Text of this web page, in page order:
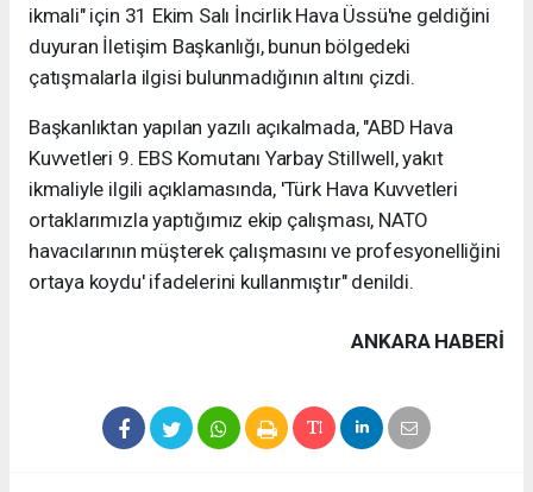
ikmali" için 31 Ekim Salı İncirlik Hava Üssü'ne geldiğini
duyuran İletişim Başkanlığı, bunun bölgedeki
çatışmalarla ilgisi bulunmadığının altını çizdi.
Başkanlıktan yapılan yazılı açıkalmada, "ABD Hava
Kuvvetleri 9. EBS Komutanı Yarbay Stillwell, yakıt
ikmaliyle ilgili açıklamasında, 'Türk Hava Kuvvetleri
ortaklarımızla yaptığımız ekip çalışması, NATO
havacılarının müşterek çalışmasını ve profesyonelliğini
ortaya koydu' ifadelerini kullanmıştır" denildi.
ANKARA HABERİ